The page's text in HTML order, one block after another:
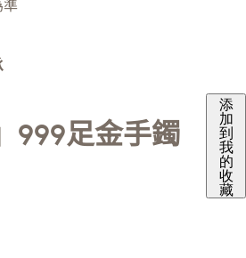
準
999足金手鐲
添
加
到
我
的
收
藏